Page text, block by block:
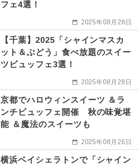
フェ4選！
2025年08月28日
【千葉】2025「シャインマスカ
ット＆ぶどう」食べ放題のスイー
ツビュッフェ3選！
2025年08月28日
京都でハロウィンスイーツ ＆ラ
ンチビュッフェ開催 秋の味覚堪
能 ＆魔法のスイーツも
2025年08月26日
横浜ベイシェラトンで「シャイン